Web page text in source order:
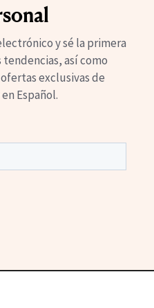
y sé la primera
así como
exclusivas de
Español.